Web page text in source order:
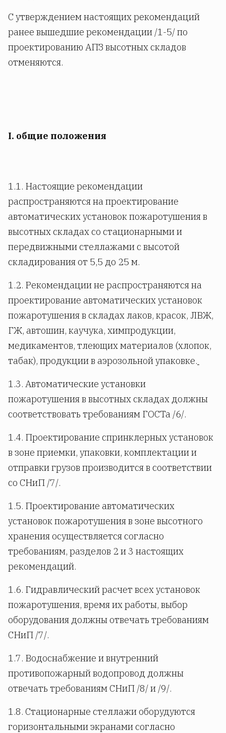
С утверждением настоящих рекомендаций
ранее вышедшие рекомендации /1-5/ по
проектированию АПЗ высотных складов
отменяются.
I. общие положения
1.1. Настоящие рекомендации
распространяются на проектирование
автоматических установок пожаротушения в
высотных складах со стационарными и
передвижными стеллажами с высотой
складирования от 5,5 до 25 м.
1.2. Рекомендации не распространяются на
проектирование автоматических установок
пожаротушения в складах лаков, красок, ЛВЖ,
ГЖ, автошин, каучука, химпродукции,
медикаментов, тлеющих материалов (хлопок,
табак), продукции в аэрозольной упаковке.
1.3. Автоматические установки
пожаротушения в высотных складах должны
соответствовать требованиям ГОСТа /6/.
1.4. Проектирование спринклерных установок
в зоне приемки, упаковки, комплектации и
отправки грузов производится в соответствии
со СНиП /7/.
1.5. Проектирование автоматических
установок пожаротушения в зоне высотного
хранения осуществляется согласно
требованиям, разделов 2 и 3 настоящих
рекомендаций.
1.6. Гидравлический расчет всех установок
пожаротушения, время их работы, выбор
оборудования должны отвечать требованиям
СНиП /7/.
1.7. Водоснабжение и внутренний
противопожарный водопровод должны
отвечать требованиям СНиП /8/ и /9/.
1.8. Стационарные стеллажи оборудуются
горизонтальными экранами согласно